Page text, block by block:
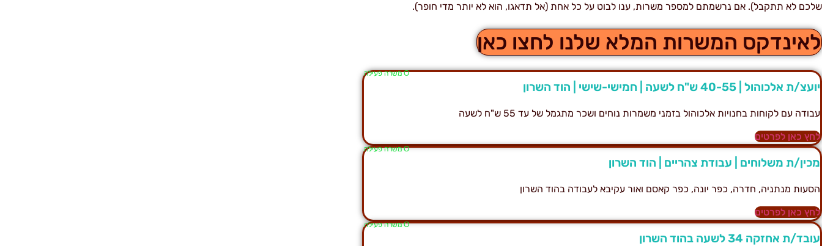
שלכם לא תתקבל). אם נרשמתם למספר משרות, ענו לבוט על כל אחת (אל תדאגו, הוא לא יותר מדי חופר).
לאינדקס המשרות המלא שלנו לחצו כאן
Ο משרה פעילה
יועצ/ת אלכוהול | 40-55 ש"ח לשעה | חמישי-שישי | הוד השרון
עבודה עם לקוחות בחנויות אלכוהול בזמני משמרות נוחים ושכר מתגמל של עד 55 ש"ח לשעה
לחץ כאן לפרטים
Ο משרה פעילה
מכין/ת משלוחים | עבודת צהריים | הוד השרון
הסעות מנתניה, חדרה, כפר יונה, כפר קאסם ואור עקיבא לעבודה בהוד השרון
לחץ כאן לפרטים
Ο משרה פעילה
עובד/ת אחזקה 34 לשעה בהוד השרון